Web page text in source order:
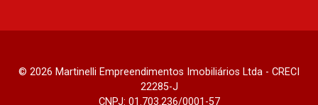
© 2026 Martinelli Empreendimentos Imobiliários Ltda - CRECI
22285-J
CNPJ: 01.703.236/0001-57